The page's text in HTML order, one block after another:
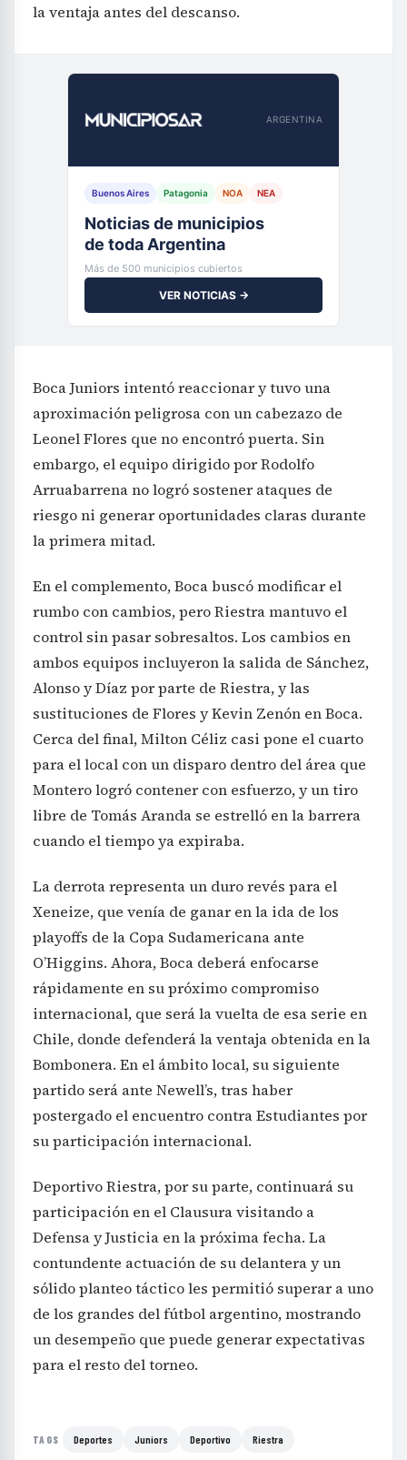
la ventaja antes del descanso.
ARGENTINA
Buenos Aires Patagonia NOA NEA
Noticias de municipios
de toda Argentina
Más de 500 municipios cubiertos
VER NOTICIAS →
Boca Juniors intentó reaccionar y tuvo una
aproximación peligrosa con un cabezazo de
Leonel Flores que no encontró puerta. Sin
embargo, el equipo dirigido por Rodolfo
Arruabarrena no logró sostener ataques de
riesgo ni generar oportunidades claras durante
la primera mitad.
En el complemento, Boca buscó modificar el
rumbo con cambios, pero Riestra mantuvo el
control sin pasar sobresaltos. Los cambios en
ambos equipos incluyeron la salida de Sánchez,
Alonso y Díaz por parte de Riestra, y las
sustituciones de Flores y Kevin Zenón en Boca.
Cerca del final, Milton Céliz casi pone el cuarto
para el local con un disparo dentro del área que
Montero logró contener con esfuerzo, y un tiro
libre de Tomás Aranda se estrelló en la barrera
cuando el tiempo ya expiraba.
La derrota representa un duro revés para el
Xeneize, que venía de ganar en la ida de los
playoffs de la Copa Sudamericana ante
O’Higgins. Ahora, Boca deberá enfocarse
rápidamente en su próximo compromiso
internacional, que será la vuelta de esa serie en
Chile, donde defenderá la ventaja obtenida en la
Bombonera. En el ámbito local, su siguiente
partido será ante Newell’s, tras haber
postergado el encuentro contra Estudiantes por
su participación internacional.
Deportivo Riestra, por su parte, continuará su
participación en el Clausura visitando a
Defensa y Justicia en la próxima fecha. La
contundente actuación de su delantera y un
sólido planteo táctico les permitió superar a uno
de los grandes del fútbol argentino, mostrando
un desempeño que puede generar expectativas
para el resto del torneo.
TAGS Deportes Juniors Deportivo Riestra